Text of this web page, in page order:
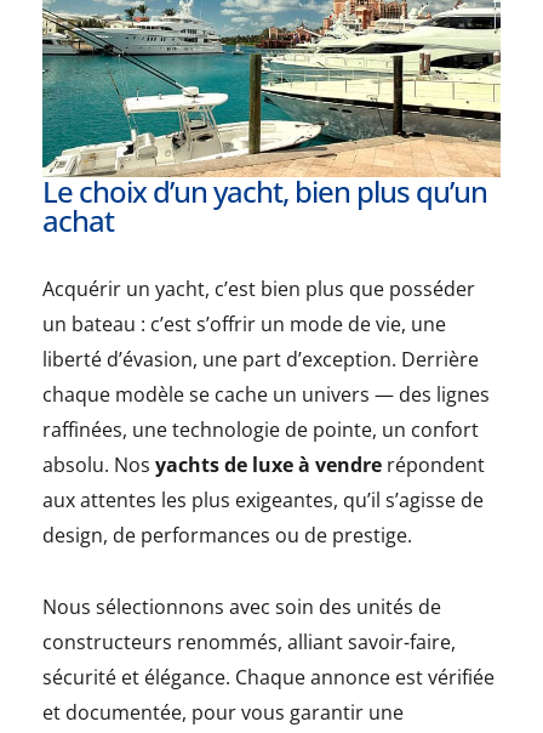
Le choix d’un yacht, bien plus qu’un
achat
Acquérir un yacht, c’est bien plus que posséder
un bateau : c’est s’offrir un mode de vie, une
liberté d’évasion, une part d’exception. Derrière
chaque modèle se cache un univers — des lignes
raffinées, une technologie de pointe, un confort
absolu. Nos yachts de luxe à vendre répondent
aux attentes les plus exigeantes, qu’il s’agisse de
design, de performances ou de prestige.
Nous sélectionnons avec soin des unités de
constructeurs renommés, alliant savoir-faire,
sécurité et élégance. Chaque annonce est vérifiée
et documentée, pour vous garantir une